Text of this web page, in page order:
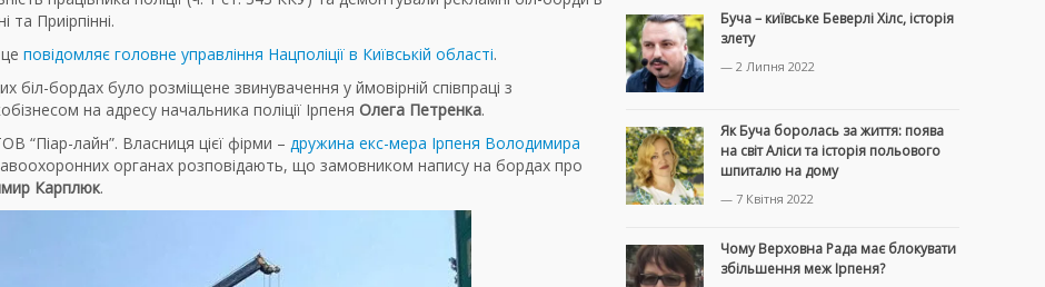
та Приірпінні.
повідомляє головне управління Нацполіції в Київській області.
біл-бордах було розміщене звинувачення у ймовірній співпраці з
на адресу начальника поліції Ірпеня Олега Петренка.
“Піар-лайн”. Власниця цієї фірми – дружина екс-мера Ірпеня Володимира
органах розповідають, що замовником напису на бордах про
Карплюк.
Буча – київське Беверлі Хілс, історія
злету
— 2 Липня 2022
Як Буча боролась за життя: поява
на світ Аліси та історія польового
шпиталю на дому
— 7 Квітня 2022
Чому Верховна Рада має блокувати
збільшення меж Ірпеня?